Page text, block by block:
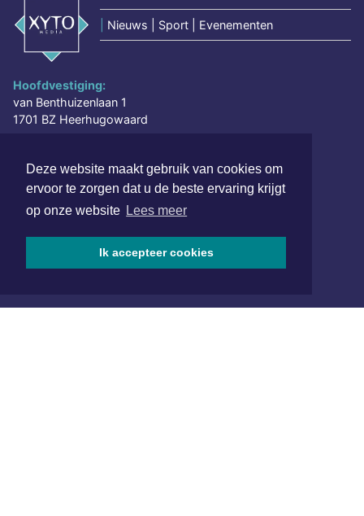
Deze website maakt gebruik van cookies om
ervoor te zorgen dat u de beste ervaring krijgt
op onze website Lees meer
Ik accepteer cookies
Nieuws | Sport | Evenementen
Hoofdvestiging:
van Benthuizenlaan 1
1701 BZ Heerhugowaard
redactie@xyto.nl
www.xyto.nl